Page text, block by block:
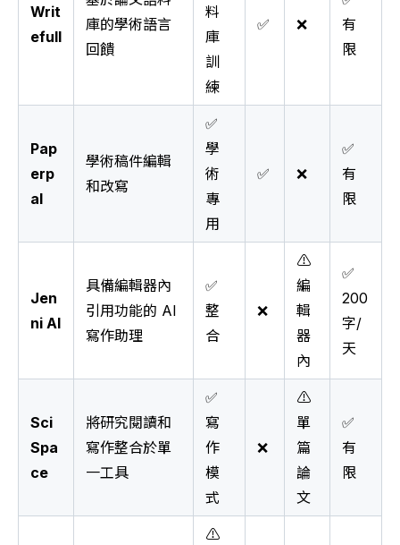
Writ
efull
庫的學術語言
回饋
料
庫
訓
練
✅ ❌
有
限
Pap
erp
al
學術稿件編輯
和改寫
✅
學
術
專
用
✅ ❌
✅
有
限
Jen
ni AI
具備編輯器內
引用功能的 AI
寫作助理
✅
整
合
❌
⚠️
編
輯
器
內
✅
200
字/
天
Sci
Spa
ce
將研究閱讀和
寫作整合於單
一工具
✅
寫
作
模
式
❌
⚠️
單
篇
論
文
✅
有
限
⚠️